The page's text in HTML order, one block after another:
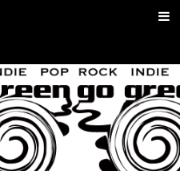
Menu
go green |
Rock/Psych
Music